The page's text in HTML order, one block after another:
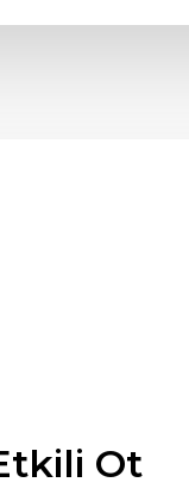
Ot